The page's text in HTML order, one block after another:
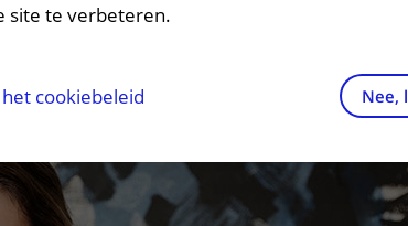
en voorzieningen
en veiligheid Contact met polikliniek
site te verbeteren.
cookiebeleid Nee,